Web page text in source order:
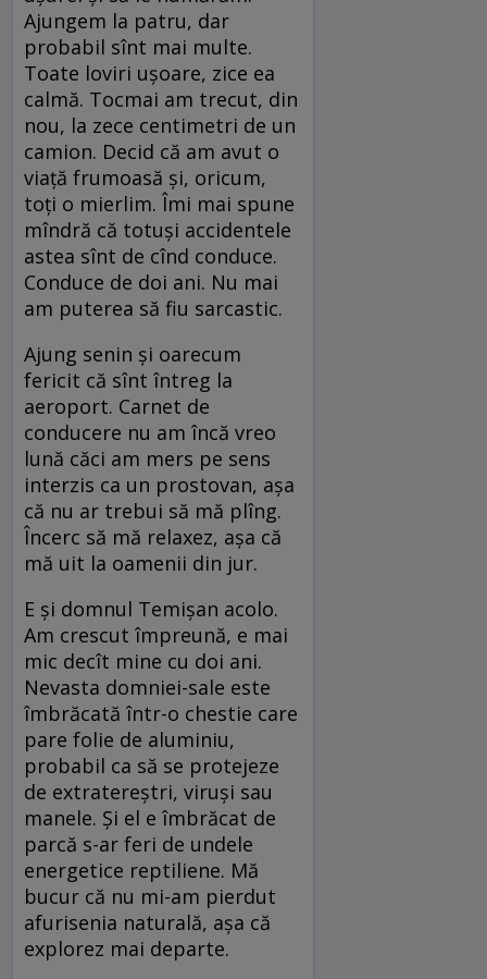
Ajungem la patru, dar
probabil sînt mai multe.
Toate loviri ușoare, zice ea
calmă. Tocmai am trecut, din
nou, la zece centimetri de un
camion. Decid că am avut o
viață frumoasă și, oricum,
toți o mierlim. Îmi mai spune
mîndră că totuși accidentele
astea sînt de cînd conduce.
Conduce de doi ani. Nu mai
am puterea să fiu sarcastic.
Ajung senin și oarecum
fericit că sînt întreg la
aeroport. Carnet de
conducere nu am încă vreo
lună căci am mers pe sens
interzis ca un prostovan, așa
că nu ar trebui să mă plîng.
Încerc să mă relaxez, așa că
mă uit la oamenii din jur.
E și domnul Temișan acolo.
Am crescut împreună, e mai
mic decît mine cu doi ani.
Nevasta domniei-sale este
îmbrăcată într-o chestie care
pare folie de aluminiu,
probabil ca să se protejeze
de extratereștri, viruși sau
manele. Și el e îmbrăcat de
parcă s-ar feri de undele
energetice reptiliene. Mă
bucur că nu mi-am pierdut
afurisenia naturală, așa că
explorez mai departe.